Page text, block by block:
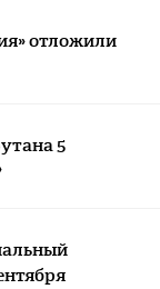
отложили
5